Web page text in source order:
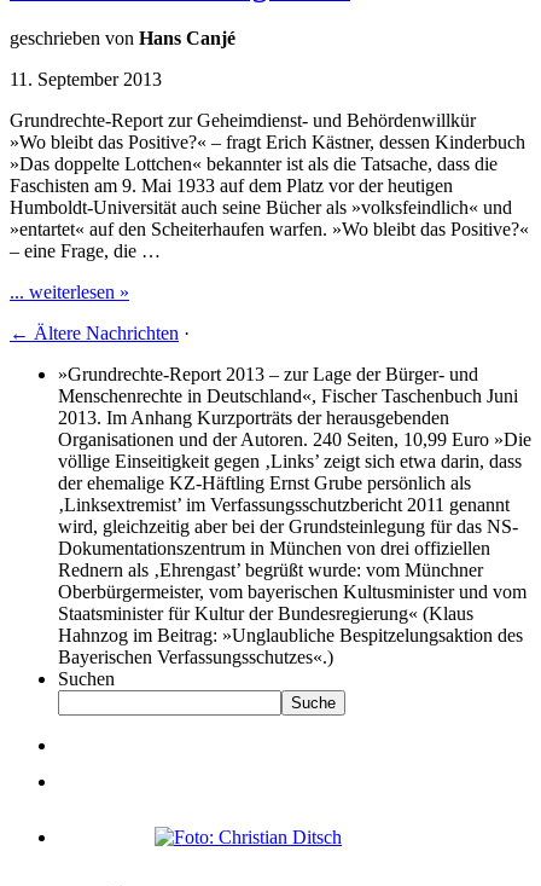
geschrieben von Hans Canjé
11. September 2013
Grundrechte-Report zur Geheimdienst- und Behördenwillkür
»Wo bleibt das Positive?« – fragt Erich Kästner, dessen Kinderbuch
»Das doppelte Lottchen« bekannter ist als die Tatsache, dass die
Faschisten am 9. Mai 1933 auf dem Platz vor der heutigen
Humboldt-Universität auch seine Bücher als »volksfeindlich« und
»entartet« auf den Scheiterhaufen warfen. »Wo bleibt das Positive?«
– eine Frage, die …
... weiterlesen »
← Ältere Nachrichten ·
»Grundrechte-Report 2013 – zur Lage der Bürger- und
Menschenrechte in Deutschland«, Fischer Taschenbuch Juni
2013. Im Anhang Kurzporträts der herausgebenden
Organisationen und der Autoren. 240 Seiten, 10,99 Euro »Die
völlige Einseitigkeit gegen ‚Links’ zeigt sich etwa darin, dass
der ehemalige KZ-Häftling Ernst Grube persönlich als
‚Linksextremist’ im Verfassungsschutzbericht 2011 genannt
wird, gleichzeitig aber bei der Grundsteinlegung für das NS-
Dokumentationszentrum in München von drei offiziellen
Rednern als ‚Ehrengast’ begrüßt wurde: vom Münchner
Oberbürgermeister, vom bayerischen Kultusminister und vom
Staatsminister für Kultur der Bundesregierung« (Klaus
Hahnzog im Beitrag: »Unglaubliche Bespitzelungsaktion des
Bayerischen Verfassungsschutzes«.)
Suchen
Suche